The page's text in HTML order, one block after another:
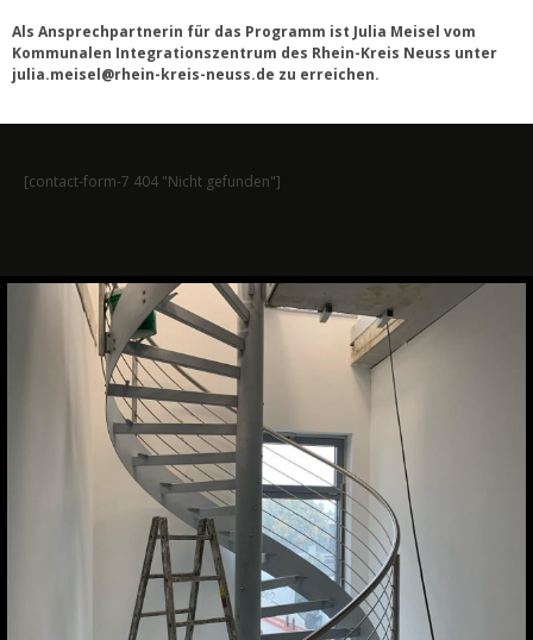
Als Ansprechpartnerin für das Programm ist Julia Meisel vom
Kommunalen Integrationszentrum des Rhein-Kreis Neuss unter
julia.meisel@rhein-kreis-neuss.de zu erreichen.
[contact-form-7 404 "Nicht gefunden"]